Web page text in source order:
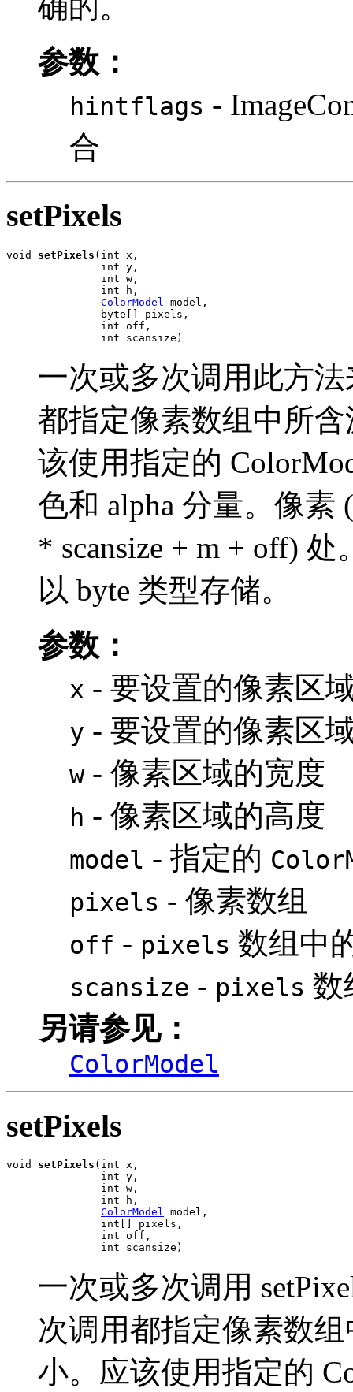
参数：
hintflags -
合
setPixels
void setPixels (int x,
               int y,
               int w,
               int h,
ColorModel
model,
               byte[] pixels,
               int off,
               int scansize)
一次或多次调用此方
都指定像素数组中所
该使用指定的
色和 alpha 分量。像素
* scansize + m + off)
以 byte 类型存储。
参数：
x - 要设置的像素区
y - 要设置的像素区
w- 像素区域的宽度
h - 像素区域的高度
model - 指定的
pixels - 像素数组
off - pixels 数组中
scansize - pixels 数
另请参见：
ColorModel
setPixels
void setPixels (int x,
               int y,
               int w,
               int h,
ColorModel model,
               int[] pixels,
               int off,
               int scansize)
一次或多次调用
次调用都指定像素数
小。应该使用指定的